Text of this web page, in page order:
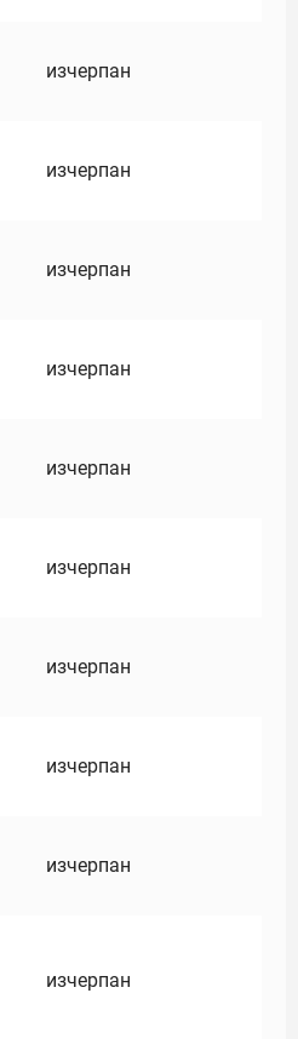
изчерпан
изчерпан
изчерпан
изчерпан
изчерпан
изчерпан
изчерпан
изчерпан
изчерпан
изчерпан